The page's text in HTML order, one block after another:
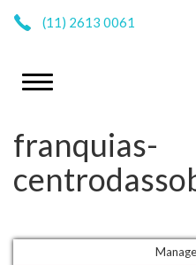
(11) 2613 0061
franquias-